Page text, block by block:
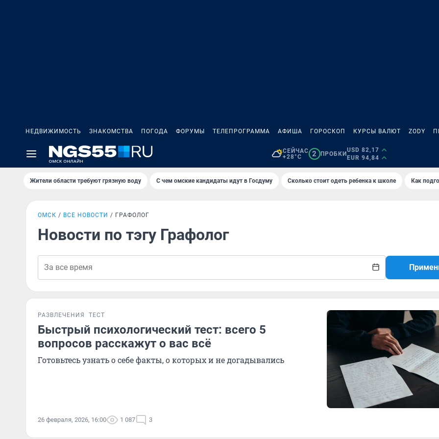
НЕДВИЖИМОСТЬ ЗНАКОМСТВА ПОГОДА ФОРУМЫ ТЕЛЕПРОГРАММА АФИША ГОРОСКОП КУРСЫ ВАЛЮТ ZODY
СЕЙЧАС
+28°C
2 ПРОБКИ
USD 82,17
EUR 94,84
Жители области требуют грязную воду С чем омские кандидаты идут в Госдуму Сколько стоит одеть ребенка к школе Как
ОМСК ВСЕ НОВОСТИ ГРАФОЛОГ
Новости по тэгу Графолог
РАЗВЛЕЧЕНИЯ ТЕСТ
Быстрый психологический тест: всего 5
вопросов расскажут о вас всё
Готовьтесь узнать о себе факты, о которых и не догадывались
26 февраля, 2026, 16:00 1 087 3